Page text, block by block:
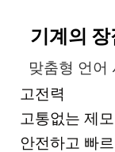
기계의 장
맞춤형 언어
고전력
고통없는 제모
안전하고 빠